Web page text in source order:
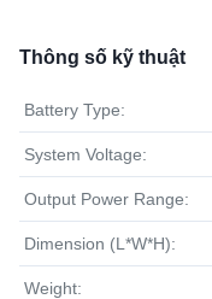
Thông số kỹ thuật
Battery Type:
System Voltage:
Output Power Range:
Dimension (L*W*H):
Weight: